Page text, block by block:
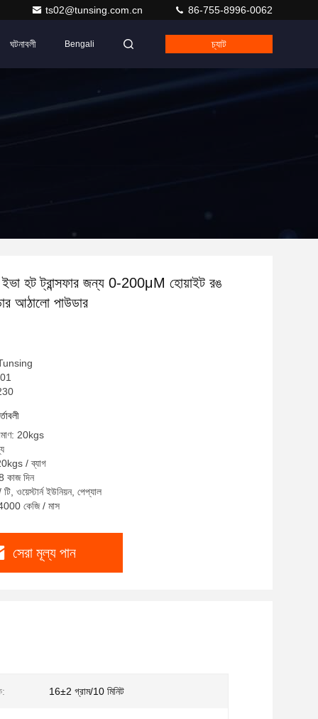
ts02@tunsing.com.cn 86-755-8996-0062
ঘটনাবলী Bengali চ্যাট
হট ট্রান্সফার জন্য 0-200μM হোয়াইট রঙ
আঠালো পাউডার
Tunsing
20kgs
/ ব্যাগ
কাজ দিন
ওয়েস্টার্ন ইউনিয়ন, পেপ্যাল
কেজি / মাস
সেরা মূল্য পান
16±2 গ্রাম/10 মিনিট